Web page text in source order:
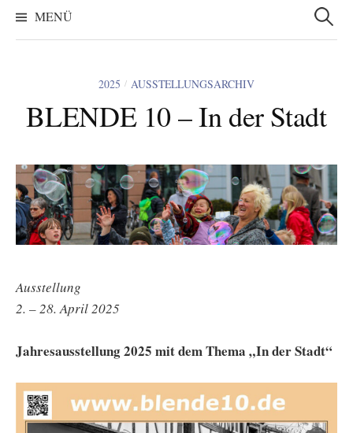
MENÜ nach:
2025 / AUSSTELLUNGSARCHIV
BLENDE 10 – In der Stadt
Ausstellung
2. – 28. April 2025
Jahresausstellung 2025 mit dem Thema „In der Stadt“